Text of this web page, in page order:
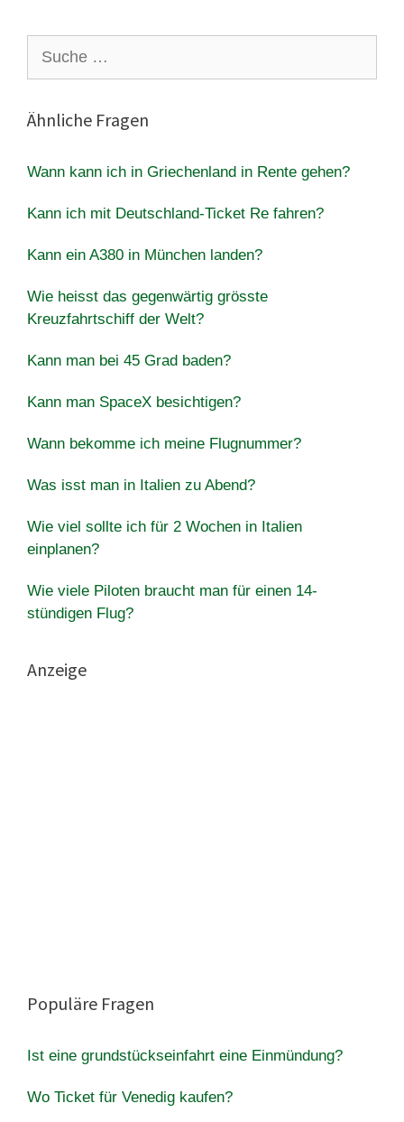
nach:
Ähnliche Fragen
Wann kann ich in Griechenland in Rente gehen?
Kann ich mit Deutschland-Ticket Re fahren?
Kann ein A380 in München landen?
Wie heisst das gegenwärtig grösste
Kreuzfahrtschiff der Welt?
Kann man bei 45 Grad baden?
Kann man SpaceX besichtigen?
Wann bekomme ich meine Flugnummer?
Was isst man in Italien zu Abend?
Wie viel sollte ich für 2 Wochen in Italien
einplanen?
Wie viele Piloten braucht man für einen 14-
stündigen Flug?
Anzeige
Populäre Fragen
Ist eine grundstückseinfahrt eine Einmündung?
Wo Ticket für Venedig kaufen?